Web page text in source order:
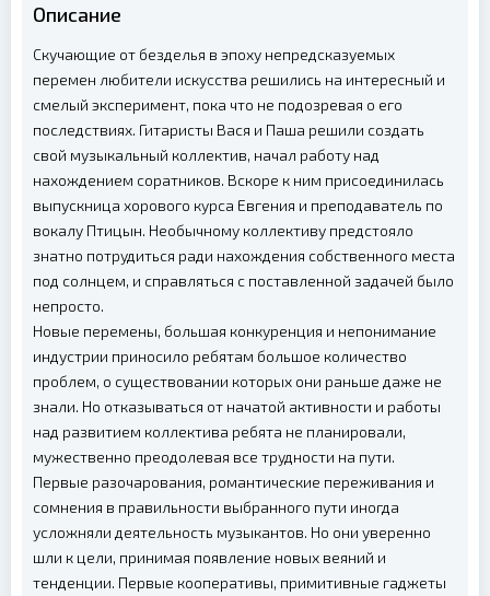
Описание
Скучающие от безделья в эпоху непредсказуемых
перемен любители искусства решились на интересный и
смелый эксперимент, пока что не подозревая о его
последствиях. Гитаристы Вася и Паша решили создать
свой музыкальный коллектив, начал работу над
нахождением соратников. Вскоре к ним присоединилась
выпускница хорового курса Евгения и преподаватель по
вокалу Птицын. Необычному коллективу предстояло
знатно потрудиться ради нахождения собственного места
под солнцем, и справляться с поставленной задачей было
непросто.
Новые перемены, большая конкуренция и непонимание
индустрии приносило ребятам большое количество
проблем, о существовании которых они раньше даже не
знали. Но отказываться от начатой активности и работы
над развитием коллектива ребята не планировали,
мужественно преодолевая все трудности на пути.
Первые разочарования, романтические переживания и
сомнения в правильности выбранного пути иногда
усложняли деятельность музыкантов. Но они уверенно
шли к цели, принимая появление новых веяний и
тенденции. Первые кооперативы, примитивные гаджеты